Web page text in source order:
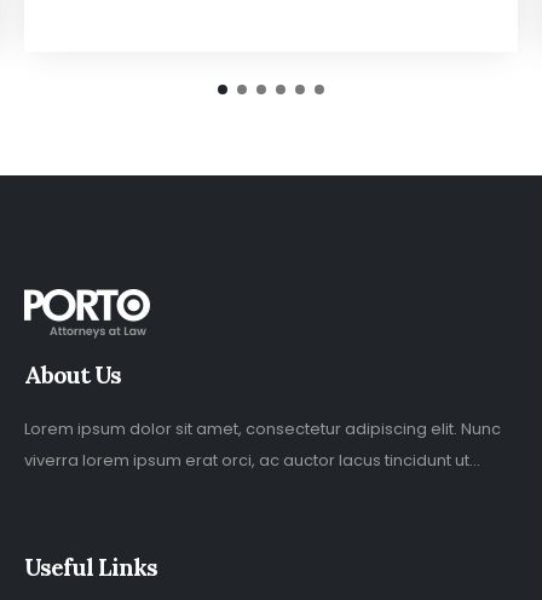
About Us
Lorem ipsum dolor sit amet, consectetur adipiscing elit. Nunc
viverra lorem ipsum erat orci, ac auctor lacus tincidunt ut...
Useful Links